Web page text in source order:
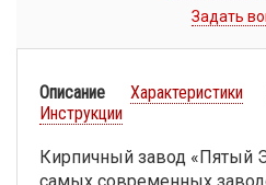
Задать
Описание Характеристики
Инструкции
Кирпичный завод «Пятый